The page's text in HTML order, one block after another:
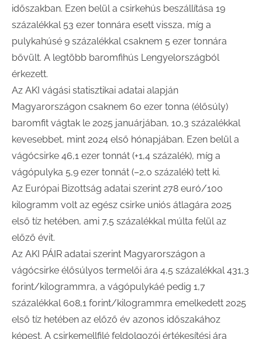
időszakban. Ezen belül a csirkehús beszállítása 19
százalékkal 53 ezer tonnára esett vissza, míg a
pulykahúsé 9 százalékkal csaknem 5 ezer tonnára
bővült. A legtöbb baromfihús Lengyelországból
érkezett.
Az AKI vágási statisztikai adatai alapján
Magyarországon csaknem 60 ezer tonna (élősúly)
baromfit vágtak le 2025 januárjában, 10,3 százalékkal
kevesebbet, mint 2024 első hónapjában. Ezen belül a
vágócsirke 46,1 ezer tonnát (+1,4 százalék), míg a
vágópulyka 5,9 ezer tonnát (–2,0 százalék) tett ki.
Az Európai Bizottság adatai szerint 278 euró/100
kilogramm volt az egész csirke uniós átlagára 2025
első tíz hetében, ami 7,5 százalékkal múlta felül az
előző évit.
Az AKI PÁIR adatai szerint Magyarországon a
vágócsirke élősúlyos termelői ára 4,5 százalékkal 431,3
forint/kilogrammra, a vágópulykáé pedig 1,7
százalékkal 608,1 forint/kilogrammra emelkedett 2025
első tíz hetében az előző év azonos időszakához
képest. A csirkemellfilé feldolgozói értékesítési ára